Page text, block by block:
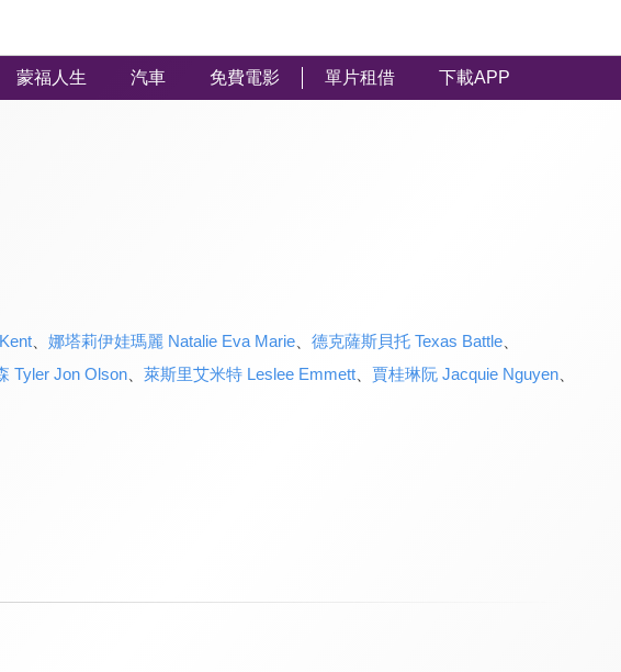
蒙福人生 汽車 免費電影 單片租借 下載APP
、 娜塔莉伊娃瑪麗 Natalie Eva Marie、 德克薩斯貝托 Texas Battle、
Tyler Jon Olson、 萊斯里艾米特 Leslee Emmett、 賈桂琳阮 Jacquie Nguyen、